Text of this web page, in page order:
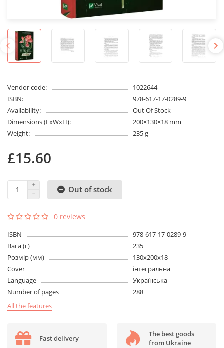
Vendor code:
1022644
ISBN:
978-617-17-0289-9
Availability:
Out Of Stock
Dimensions (LxWxH):
200×130×18 mm
Weight:
235 g
£15.60
Out of stock
0 reviews
ISBN
978-617-17-0289-9
Вага (г)
235
Розмір (мм)
130х200х18
Cover
інтегральна
Language
Українська
Number of pages
288
All the features
Fast delivery
The best goods
from Ukraine